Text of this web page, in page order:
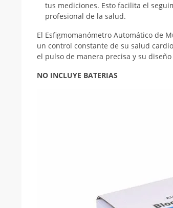
tus mediciones. Esto facilita el
profesional de la salud.
El Esfigmomanómetro Automático de
un control constante de su salud
el pulso de manera precisa y su
NO INCLUYE BATERIAS